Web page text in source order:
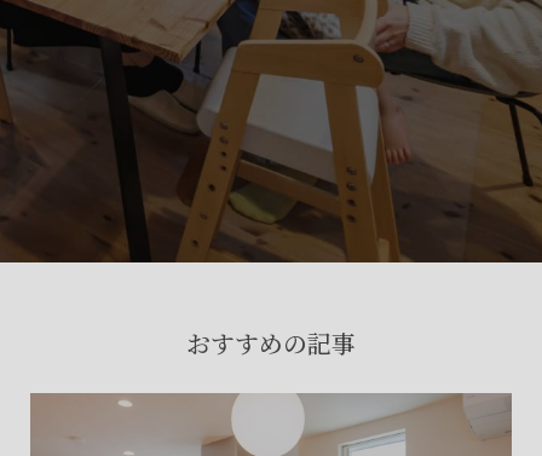
おすすめの記事
賃貸管理サイトはこちら
会社に関することや物件についての
お問い合わせはこちらから
土地の活用・賃貸経営に関する
ご相談はこちら